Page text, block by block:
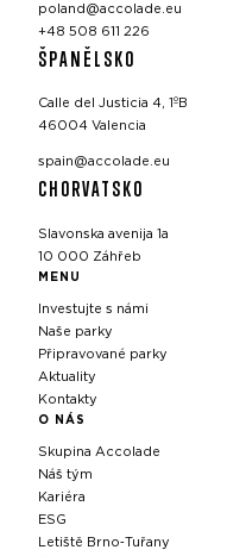
poland@accolade.eu
+48 508 611 226
ŠPANĚLSKO
Calle del Justicia 4, 1ºB
46004 Valencia
spain@accolade.eu
CHORVATSKO
Slavonska avenija 1a
10 000 Záhřeb
MENU
Investujte s námi
Naše parky
Připravované parky
Aktuality
Kontakty
O NÁS
Skupina Accolade
Náš tým
Kariéra
ESG
Letiště Brno‑Tuřany